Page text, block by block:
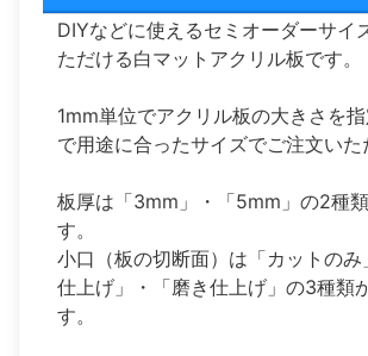
DIYなどに使えるセミオーダーサイ
ただける白マットアクリル板です。
1mm単位でアクリル板の大きさを
で用途に合ったサイズでご注文いた
板厚は「3mm」・「5mm」の2種
す。
小口（板の切断面）は「カットのみ
仕上げ」・「磨き仕上げ」の3種類
す。